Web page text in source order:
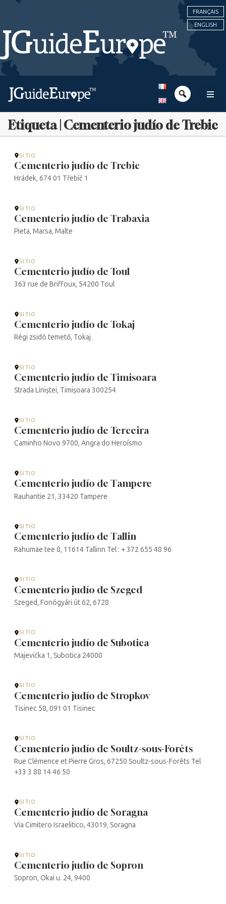
FRANÇAIS
ENGLISH
Etiqueta | Cementerio judío de Trebic
SITIO
Cementerio judío de Trebic
Hrádek, 674 01 Třebíč 1
SITIO
Cementerio judío de Trabaxia
Pieta, Marsa, Malte
SITIO
Cementerio judío de Toul
363 rue de Briffoux, 54200 Toul
SITIO
Cementerio judío de Tokaj
Régi zsidó temető, Tokaj
SITIO
Cementerio judío de Timisoara
Strada Liniștei, Timișoara 300254
SITIO
Cementerio judío de Terceira
Caminho Novo 9700, Angra do Heroísmo
SITIO
Cementerio judío de Tampere
Rauhantie 21, 33420 Tampere
SITIO
Cementerio judío de Tallin
Rahumäe tee 8, 11614 Tallinn Tel : + 372 655 48 96
SITIO
Cementerio judío de Szeged
Szeged, Fonógyári út 62, 6728
SITIO
Cementerio judío de Subotica
Majevička 1, Subotica 24000
SITIO
Cementerio judío de Stropkov
Tisinec 58, 091 01 Tisinec
SITIO
Cementerio judío de Soultz-sous-Forêts
Rue Clémence et Pierre Gros, 67250 Soultz-sous-Forêts Tel
+33 3 88 14 46 50
SITIO
Cementerio judío de Soragna
Via Cimitero Israelitico, 43019, Soragna
SITIO
Cementerio judío de Sopron
Sopron, Okai u. 24, 9400